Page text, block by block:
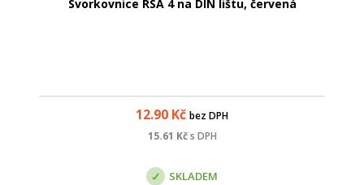
Svorkovnice RSA 4 na DIN lištu, červená
12.90 Kč bez DPH
15.61 Kč s DPH
SKLADEM